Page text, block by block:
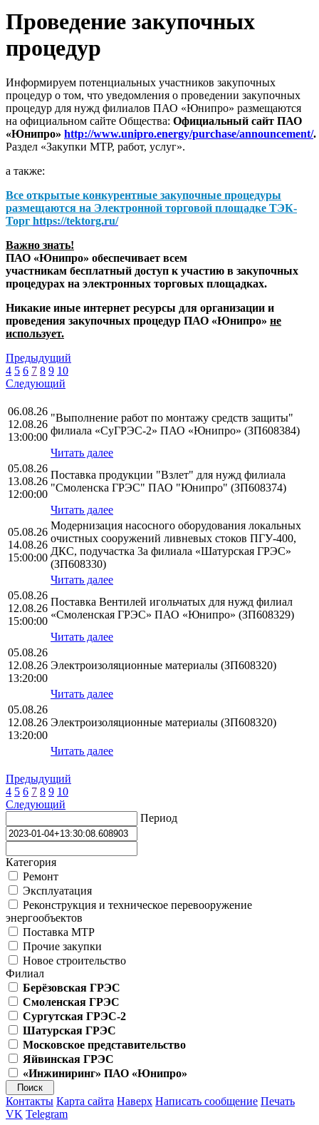
Проведение закупочных
процедур
Информируем потенциальных участников закупочных
процедур о том, что уведомления о проведении закупочных
процедур для нужд филиалов ПАО «Юнипро» размещаются
на официальном сайте Общества: Официальный сайт ПАО
«Юнипро» http://www.unipro.energy/purchase/announcement/.
Раздел «Закупки МТР, работ, услуг».
а также:
Все открытые конкурентные закупочные процедуры
размещаются на Электронной торговой площадке ТЭК-
Торг https://tektorg.ru/
Важно знать!
ПАО «Юнипро» обеспечивает всем
участникам бесплатный доступ к участию в закупочных
процедурах на электронных торговых площадках.
Никакие иные интернет ресурсы для организации и
проведения закупочных процедур ПАО «Юнипро» не
использует.
Предыдущий
4 5 6 7 8 9 10
Следующий
06.08.26
12.08.26
13:00:00
"Выполнение работ по монтажу средств защиты"
филиала «СуГРЭС-2» ПАО «Юнипро» (ЗП608384)
Читать далее
05.08.26
13.08.26
12:00:00
Поставка продукции "Взлет" для нужд филиала
"Смоленска ГРЭС" ПАО "Юнипро" (ЗП608374)
Читать далее
05.08.26
14.08.26
15:00:00
Модернизация насосного оборудования локальных
очистных сооружений ливневых стоков ПГУ-400,
ДКС, подучастка 3а филиала «Шатурская ГРЭС»
(ЗП608330)
Читать далее
05.08.26
12.08.26
15:00:00
Поставка Вентилей игольчатых для нужд филиал
«Смоленская ГРЭС» ПАО «Юнипро» (ЗП608329)
Читать далее
05.08.26
12.08.26
13:20:00
Электроизоляционные материалы (ЗП608320)
Читать далее
05.08.26
12.08.26
13:20:00
Электроизоляционные материалы (ЗП608320)
Читать далее
Предыдущий
4 5 6 7 8 9 10
Следующий
Период
Категория
Ремонт
Эксплуатация
Реконструкция и техническое перевооружение
энергообъектов
Поставка МТР
Прочие закупки
Новое строительство
Филиал
Берёзовская ГРЭС
Смоленская ГРЭС
Сургутская ГРЭС-2
Шатурская ГРЭС
Московское представительство
Яйвинская ГРЭС
«Инжиниринг» ПАО «Юнипро»
Контакты Карта сайта Наверх Написать сообщение Печать
VK Telegram